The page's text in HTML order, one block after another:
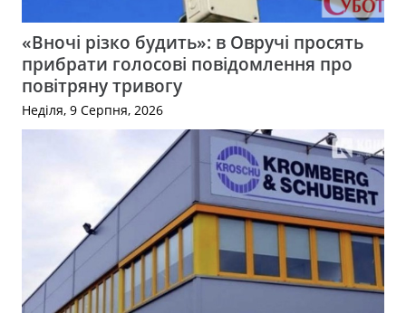
«Вночі різко будить»: в Овручі просять
прибрати голосові повідомлення про
повітряну тривогу
Неділя, 9 Серпня, 2026